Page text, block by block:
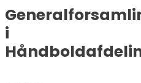
i